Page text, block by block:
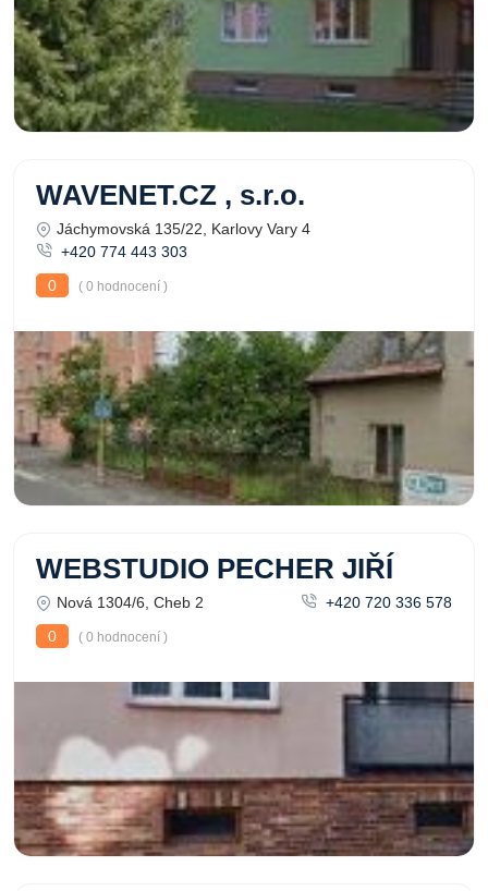
WAVENET.CZ , s.r.o.
Jáchymovská 135/22, Karlovy Vary 4
+420 774 443 303
0
( 0 hodnocení )
WEBSTUDIO PECHER JIŘÍ
Nová 1304/6, Cheb 2
+420 720 336 578
0
( 0 hodnocení )